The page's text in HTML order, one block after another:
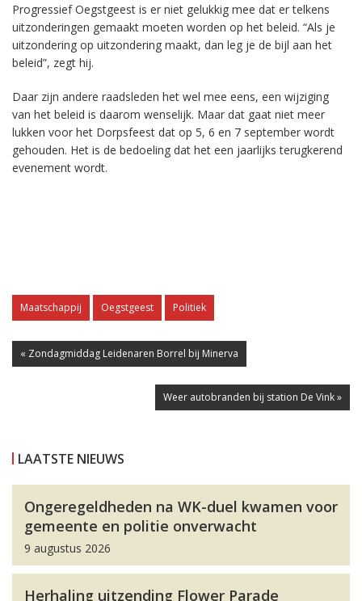
Progressief Oegstgeest is er niet gelukkig mee dat er telkens
uitzonderingen gemaakt moeten worden op het beleid. “Als je
uitzondering op uitzondering maakt, dan leg je de bijl aan het
beleid”, zegt hij.
Daar zijn andere raadsleden het wel mee eens, een wijziging
van het beleid is daarom wenselijk. Maar dat gaat niet meer
lukken voor het Dorpsfeest dat op 5, 6 en 7 september wordt
gehouden. Het is de bedoeling dat het een jaarlijks terugkerend
evenement wordt.
Maatschappij Oegstgeest Politiek
« Zondagmiddag Leidenaren Borrel bij Minerva
Weer autobranden bij station De Vink »
LAATSTE NIEUWS
Ongeregeldheden na WK-duel kwamen voor
gemeente en politie onverwacht
9 augustus 2026
Herhaling uitzending Flower Parade